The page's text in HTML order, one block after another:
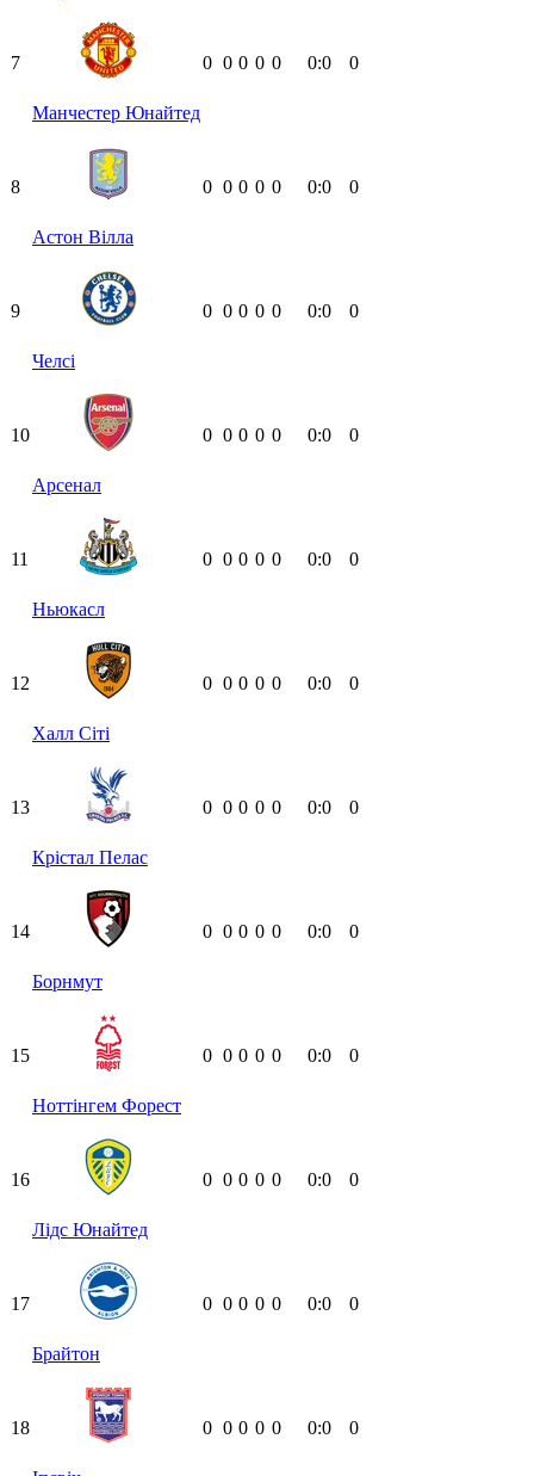
7
Манчестер Юнайтед
0 0 0 0 0 0:0 0
8
Астон Вілла
0 0 0 0 0 0:0 0
9
Челсі
0 0 0 0 0 0:0 0
10
Арсенал
0 0 0 0 0 0:0 0
11
Ньюкасл
0 0 0 0 0 0:0 0
12
Халл Сіті
0 0 0 0 0 0:0 0
13
Крістал Пелас
0 0 0 0 0 0:0 0
14
Борнмут
0 0 0 0 0 0:0 0
15
Ноттінгем Форест
0 0 0 0 0 0:0 0
16
Лідс Юнайтед
0 0 0 0 0 0:0 0
17
Брайтон
0 0 0 0 0 0:0 0
18 0 0 0 0 0 0:0 0